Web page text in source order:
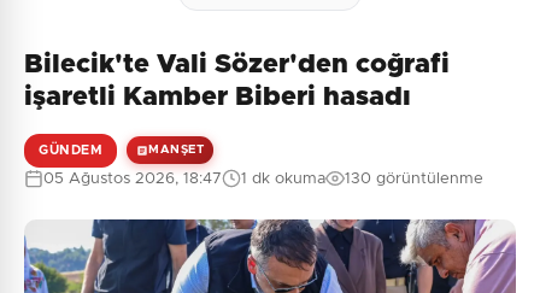
Bilecik'te Vali Sözer'den coğrafi
işaretli Kamber Biberi hasadı
GÜNDEM MANŞET
05 Ağustos 2026, 18:47 1 dk okuma 130 görüntülenme